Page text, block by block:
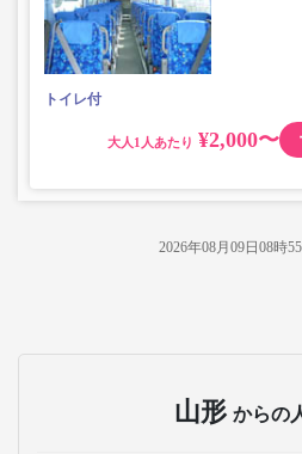
トイレ付
大人 ¥2,000〜
2026年08月09日08時
山形 からの